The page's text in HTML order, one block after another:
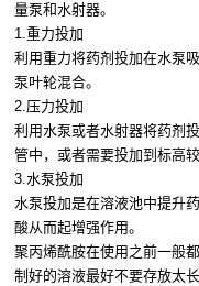
量泵和水射器。
1.重力投加
利用重力将药剂投加在水泵
泵叶轮混合。
2.压力投加
利用水泵或者水射器将药剂
管中，或者需要投加到标高
3.水泵投加
水泵投加是在溶液池中提升
酸从而起增强作用。
聚丙烯酰胺在使用之前一般
制好的溶液最好不要存放太